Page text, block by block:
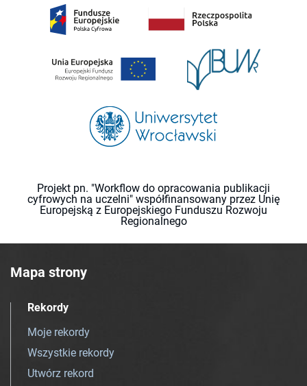
Projekt pn. "Workflow do opracowania publikacji
cyfrowych na uczelni" współfinansowany przez Unię
Europejską z Europejskiego Funduszu Rozwoju
Regionalnego
Mapa strony
Rekordy
Moje rekordy
Wszystkie rekordy
Utwórz rekord